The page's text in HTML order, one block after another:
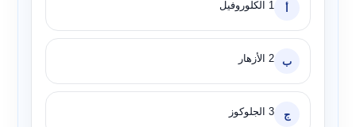
أ 1 الكلوروفيل
ب 2 الأزهار
ج 3 الجلوكوز